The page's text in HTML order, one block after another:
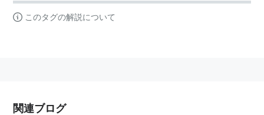
このタグの解説について
関連ブログ